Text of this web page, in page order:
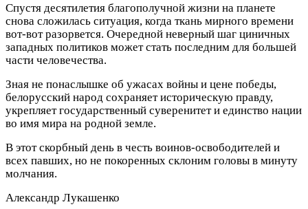
Спустя десятилетия благополучной жизни на планете
снова сложилась ситуация, когда ткань мирного времени
вот-вот разорвется. Очередной неверный шаг циничных
западных политиков может стать последним для большей
части человечества.
Зная не понаслышке об ужасах войны и цене победы,
белорусский народ сохраняет историческую правду,
укрепляет государственный суверенитет и единство нации
во имя мира на родной земле.
В этот скорбный день в честь воинов-освободителей и
всех павших, но не покоренных склоним головы в минуту
молчания.
Александр Лукашенко